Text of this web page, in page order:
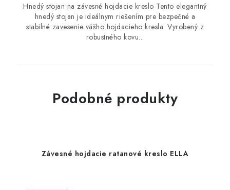
Hnedý stojan na závesné hojdacie kreslo Tento elegantný
hnedý stojan je ideálnym riešením pre bezpečné a
stabilné zavesenie vášho hojdacieho kresla. Vyrobený z
robustného kovu...
Podobné produkty
Závesné hojdacie ratanové kreslo ELLA